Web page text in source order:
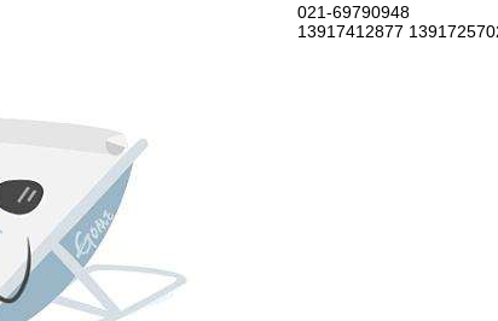
021-69790948
13917412877